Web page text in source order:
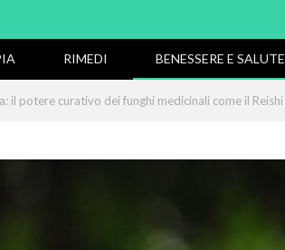
RIMEDI BENESSERE E SALUTE
il potere curativo dei funghi medicinali come il Reishi